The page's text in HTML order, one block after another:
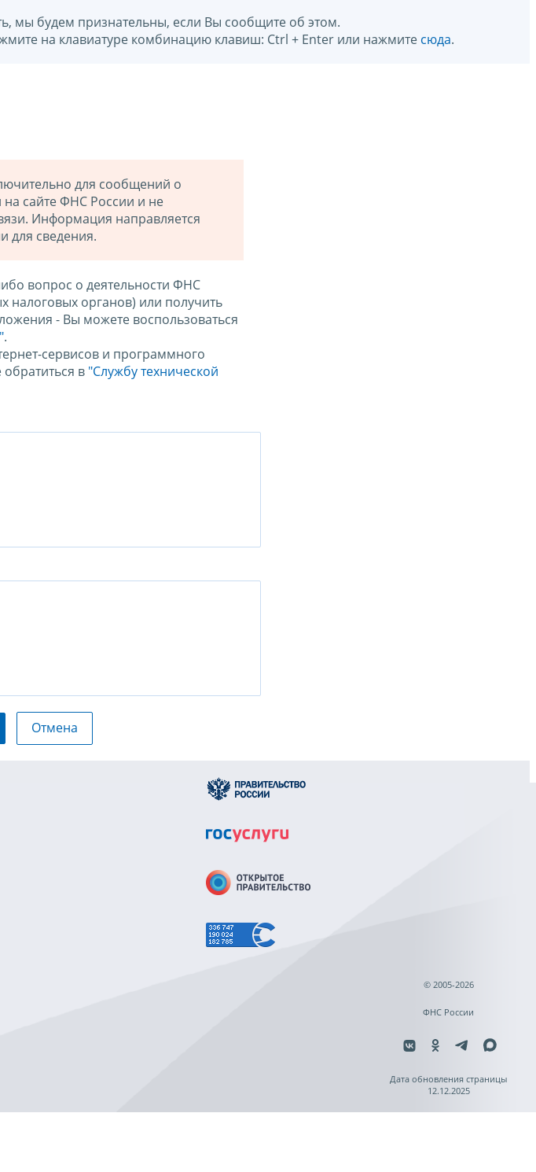
мы будем признательны, если Вы сообщите об этом.
на клавиатуре комбинацию клавиш: Ctrl + Enter или нажмите сюда.
для сообщений о
сайте ФНС России и не
Информация направляется
для сведения.
вопрос о деятельности ФНС
налоговых органов) или получить
- Вы можете воспользоваться
.
сервисов и программного
в "Службу технической
Отмена
© 2005-2026
ФНС России
Дата обновления страницы
12.12.2025